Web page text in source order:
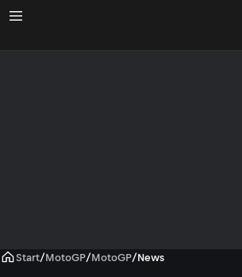
Start/MotoGP/MotoGP/News